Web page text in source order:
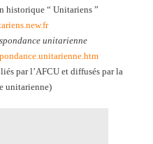
historique “ Unitariens ”
unitarienne
par l’AFCU et diffusés parla
unitarienne)